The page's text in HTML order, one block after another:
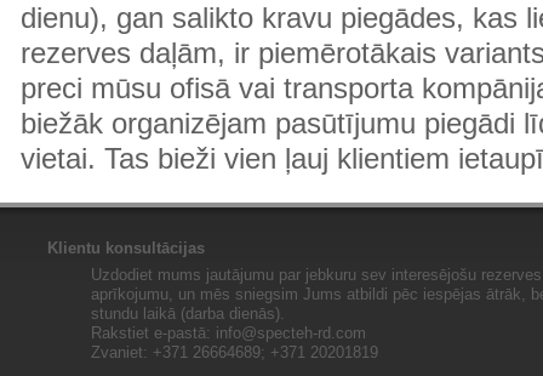
dienu), gan salikto kravu piegādes, kas
rezerves daļām, ir piemērotākais
preci mūsu ofisā vai transporta
biežāk organizējam pasūtījumu piegādi
vietai. Tas bieži vien ļauj klientiem
Klientu konsultācijas
Uzdodiet mums jautājumu par jebkuru sev interesējošu
aprīkojumu, un mēs sniegsim Jums atbildi pēc iespējas ātrāk,
stundu laikā (darba dienās).
Rakstiet e-pastā: info@specteh-rd.com
Zvaniet: +371 26664689; +371 20201819